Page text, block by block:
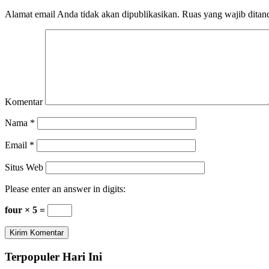
Alamat email Anda tidak akan dipublikasikan. Ruas yang wajib
Komentar
Nama *
Email *
Situs Web
Please enter an answer in digits:
four × 5 =
Terpopuler Hari Ini